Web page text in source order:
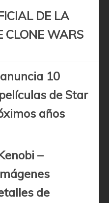
DE LA
CLONE WARS
10
de Star
años
–
de